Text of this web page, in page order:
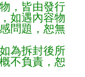
，皆由發行
如遇內容物
問題，恕無
為拆封後所
不負責，恕